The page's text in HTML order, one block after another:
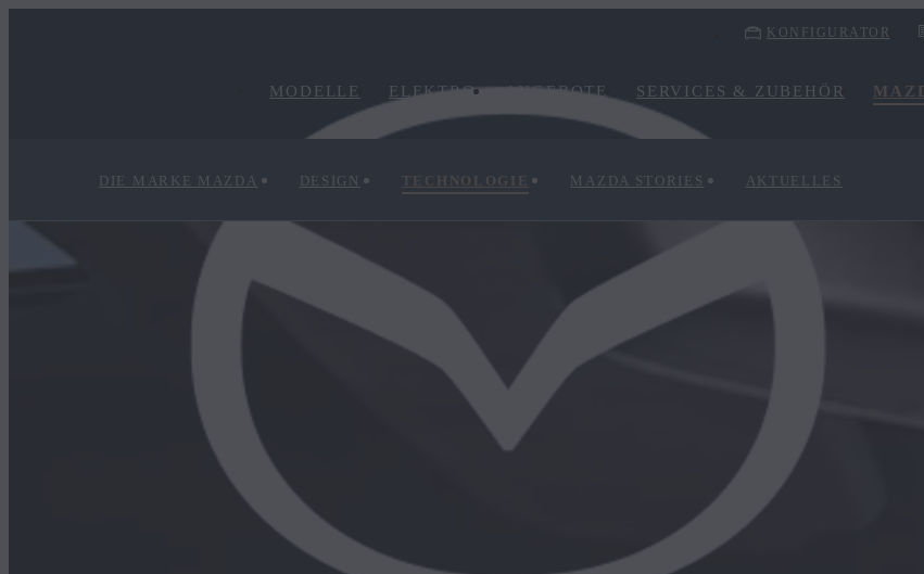
KONFIGURATOR
MODELLE ELEKTRO ANGEBOTE SERVICES & ZUBEHÖR
DIE MARKE MAZDA DESIGN TECHNOLOGIE MAZDA STORIES AKTUELLES